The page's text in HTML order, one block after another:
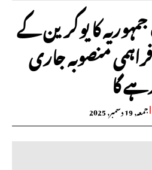
کا یوکرین کے
منصوبہ جاری
گا
جمعہ, 19 دسمبر, 2025